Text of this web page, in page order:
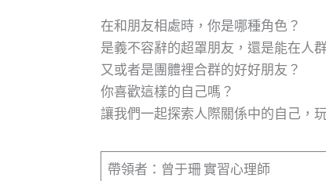
在和朋友相處時，你是哪種角色？
是義不容辭的超罩朋友，還是能在人
又或者是團體裡合群的好好朋友？
你喜歡這樣的自己嗎？
讓我們一起探索人際關係中的自己，
帶領者：曾于珊 實習心理師